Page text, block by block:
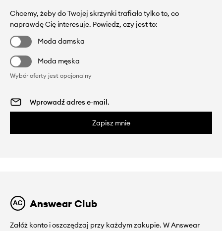
Chcemy, żeby do Twojej skrzynki trafiało tylko to, co
naprawdę Cię interesuje. Powiedz, czy jest to:
Moda damska
Moda męska
Wybór oferty jest opcjonalny
Zapisz mnie
Answear Club
Załóż konto i oszczędzaj przy każdym zakupie. W Answear